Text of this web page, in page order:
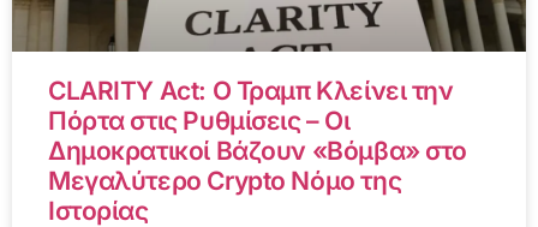
CLARITY Act: Ο Τραμπ Κλείνει την
Πόρτα στις Ρυθμίσεις – Οι
Δημοκρατικοί Βάζουν «Βόμβα» στο
Μεγαλύτερο Crypto Νόμο της
Ιστορίας